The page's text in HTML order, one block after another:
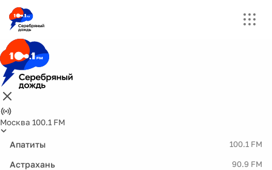
Москва 100.1 FM
Апатиты 100.1 FM
Астрахань 90.9 FM